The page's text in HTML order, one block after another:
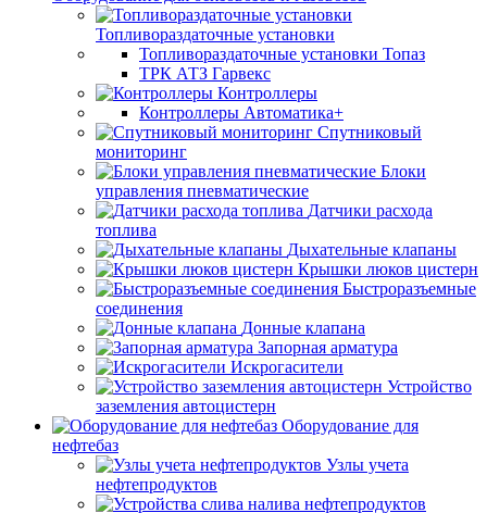
Топливораздаточные установки
Топливораздаточные установки Топаз
ТРК АТЗ Гарвекс
Контроллеры
Контроллеры Автоматика+
Спутниковый
мониторинг
Блоки
управления пневматические
Датчики расхода
топлива
Дыхательные клапаны
Крышки люков цистерн
Быстроразъемные
соединения
Донные клапана
Запорная арматура
Искрогасители
Устройство
заземления автоцистерн
Оборудование для
нефтебаз
Узлы учета
нефтепродуктов